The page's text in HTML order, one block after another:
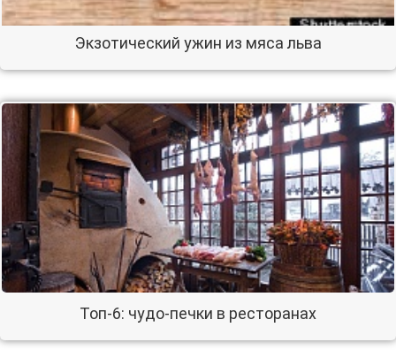
Экзотический ужин из мяса льва
Топ-6: чудо-печки в ресторанах